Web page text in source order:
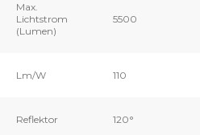
Max.
Lichtstrom
(Lumen)
5500
Lm/W 110
Reflektor 120°